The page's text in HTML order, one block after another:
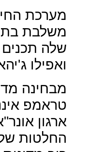
מערכת
משלבת
שלה
ואפילו
מבחינה
טראמפ
ארגון
החלטות